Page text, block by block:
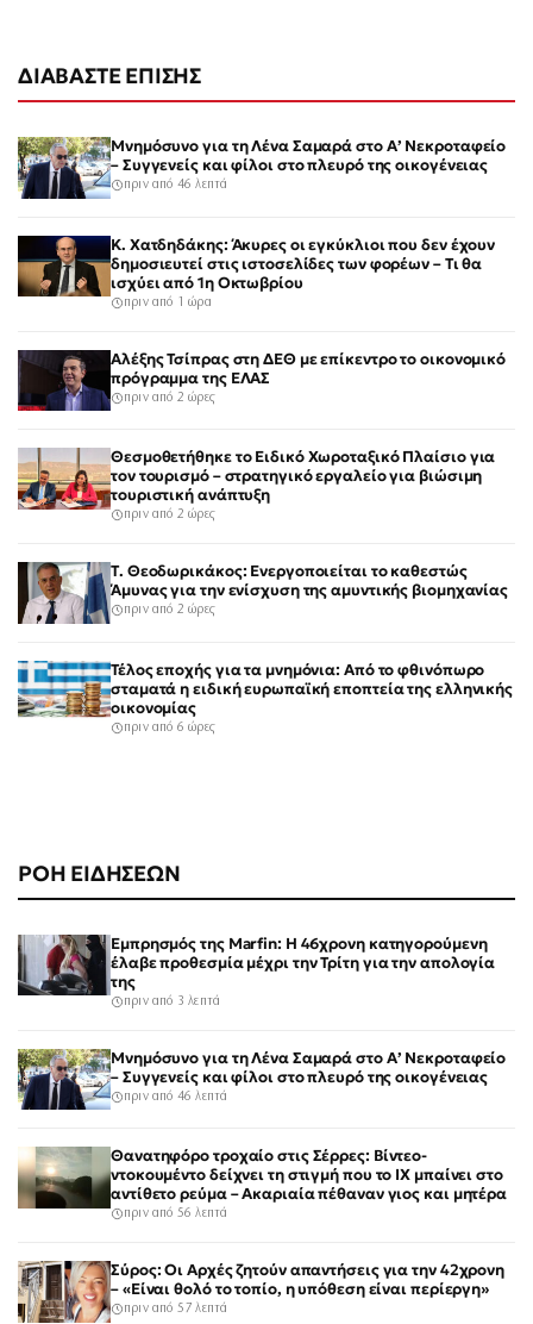
ΡΟΗ ΕΙΔΗΣΕΩΝ
Εμπρησμός της Marfin: Η 46χρονη κατηγορούμενη
έλαβε προθεσμία μέχρι την Τρίτη για την απολογία
της
πριν από 3 λεπτά
Μνημόσυνο για τη Λένα Σαμαρά στο Α’ Νεκροταφείο
– Συγγενείς και φίλοι στο πλευρό της οικογένειας
πριν από 46 λεπτά
Θανατηφόρο τροχαίο στις Σέρρες: Βίντεο-
ντοκουμέντο δείχνει τη στιγμή που το ΙΧ μπαίνει στο
αντίθετο ρεύμα – Ακαριαία πέθαναν γιος και μητέρα
πριν από 56 λεπτά
Σύρος: Οι Αρχές ζητούν απαντήσεις για την 42χρονη
– «Είναι θολό το τοπίο, η υπόθεση είναι περίεργη»
πριν από 57 λεπτά
ΔΙΑΒΑΣΤΕ ΕΠΙΣΗΣ
Μνημόσυνο για τη Λένα Σαμαρά στο Α’ Νεκροταφείο
– Συγγενείς και φίλοι στο πλευρό της οικογένειας
πριν από 46 λεπτά
Κ. Χατδηδάκης: Άκυρες οι εγκύκλιοι που δεν έχουν
δημοσιευτεί στις ιστοσελίδες των φορέων – Τι θα
ισχύει από 1η Οκτωβρίου
πριν από 1 ώρα
Αλέξης Τσίπρας στη ΔΕΘ με επίκεντρο το οικονομικό
πρόγραμμα της ΕΛΑΣ
πριν από 2 ώρες
Θεσμοθετήθηκε το Ειδικό Χωροταξικό Πλαίσιο για
τον τουρισμό – στρατηγικό εργαλείο για βιώσιμη
τουριστική ανάπτυξη
πριν από 2 ώρες
Τ. Θεοδωρικάκος: Ενεργοποιείται το καθεστώς
Άμυνας για την ενίσχυση της αμυντικής βιομηχανίας
πριν από 2 ώρες
Τέλος εποχής για τα μνημόνια: Από το φθινόπωρο
σταματά η ειδική ευρωπαϊκή εποπτεία της ελληνικής
οικονομίας
πριν από 6 ώρες